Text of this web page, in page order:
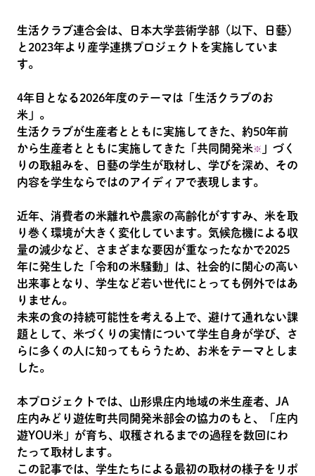
生活クラブ連合会は、日本大学芸術学部（以下、日藝）
と2023年より産学連携プロジェクトを実施していま
す。
4年目となる2026年度のテーマは「生活クラブのお
米」。
生活クラブが生産者とともに実施してきた、約50年前
から生産者とともに実施してきた「共同開発米※ 」づく
りの取組みを、日藝の学生が取材し、学びを深め、その
内容を学生ならではのアイディアで表現します。
近年、消費者の米離れや農家の高齢化がすすみ、米を取
り巻く環境が大きく変化しています。気候危機による収
量の減少など、さまざまな要因が重なったなかで2025
年に発生した「令和の米騒動」は、社会的に関心の高い
出来事となり、学生など若い世代にとっても例外ではあ
りません。
未来の食の持続可能性を考える上で、避けて通れない課
題として、米づくりの実情について学生自身が学び、さ
らに多くの人に知ってもらうため、お米をテーマとしま
した。
本プロジェクトでは、山形県庄内地域の米生産者、JA
庄内みどり遊佐町共同開発米部会の協力のもと、「庄内
遊YOU米」が育ち、収穫されるまでの過程を数回にわ
たって取材します。
この記事では、学生たちによる最初の取材の様子をリポ